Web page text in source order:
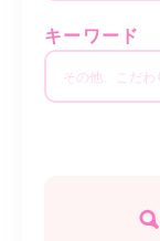
キーワード